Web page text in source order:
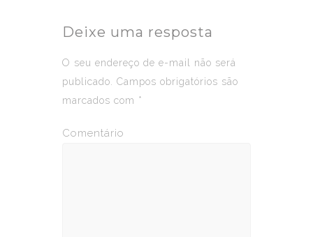
Deixe uma resposta
O seu endereço de e-mail não será
publicado.
Campos obrigatórios são
marcados com *
Comentário